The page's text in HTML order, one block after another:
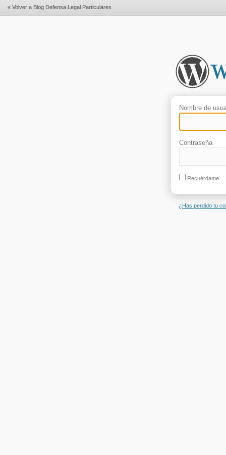
Nombre de
Contraseña
Recuérdame
¿Has perdido tu
« Volver a Blog Defensa Legal Particulares